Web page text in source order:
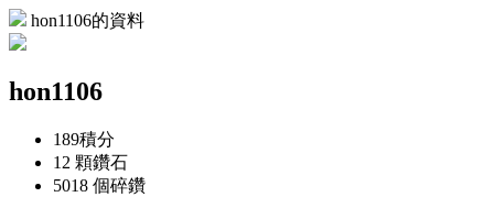
hon1106的資料
hon1106
189積分
12 顆鑽石
5018 個碎鑽